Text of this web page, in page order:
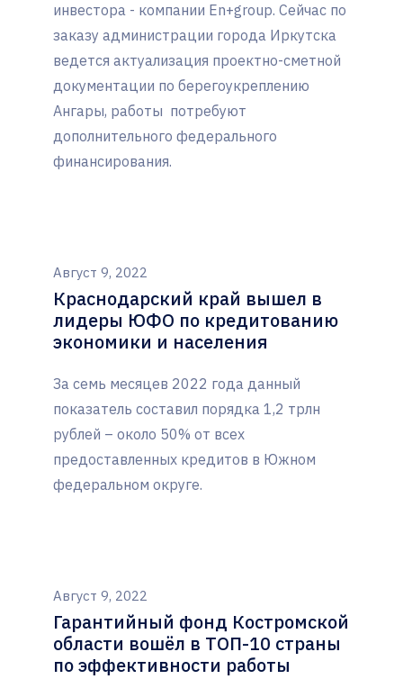
инвестора - компании En+group. Сейчас по
заказу администрации города Иркутска
ведется актуализация проектно-сметной
документации по берегоукреплению
Ангары, работы потребуют
дополнительного федерального
финансирования.
Август 9, 2022
Краснодарский край вышел в
лидеры ЮФО по кредитованию
экономики и населения
За семь месяцев 2022 года данный
показатель составил порядка 1,2 трлн
рублей – около 50% от всех
предоставленных кредитов в Южном
федеральном округе.
Август 9, 2022
Гарантийный фонд Костромской
области вошёл в ТОП-10 страны
по эффективности работы